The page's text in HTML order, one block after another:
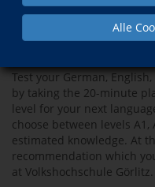
Alle
geeignete Kursstufe für
Volkshochschule Görlitz.
Test your German,
by taking the 20-minute
level for your next
choose between levels
estimated knowledge. At
recommendation which
at Volkshochschule Görlitz.